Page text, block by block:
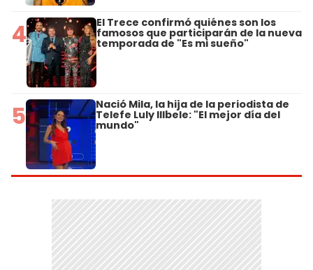
4 El Trece confirmó quiénes son los
famosos que participarán de la nueva
temporada de "Es mi sueño"
5 Nació Mila, la hija de la periodista de
Telefe Luly Illbele: "El mejor día del
mundo"